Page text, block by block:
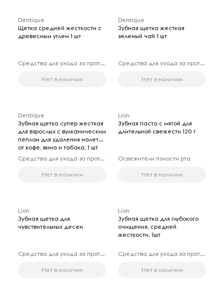
Dentique
Щетка средней жесткости с
древесным углем 1 шт
Средства для ухода за протезами
Нет в наличии
Dentique
Зубная щетка жесткая
зеленый чай 1 шт
Средства для ухода за протезами
Нет в наличии
Dentique
Зубная щетка супер жесткая
для взрослых с вулканическим
пеплом для удаления налета
от кофе, вина и табака, 1 шт
Средства для ухода за протезами
Нет в наличии
Lion
Зубная паста с мятой для
длительной свежести 120 г
Освежители полости рта
Нет в наличии
Lion
Зубная щетка для
чувствительных десен
Средства для ухода за протезами
Нет в наличии
Lion
Зубная щетка для глубокого
очищения, средней
жесткости, 1шт
Средства для ухода за протезами
Нет в наличии